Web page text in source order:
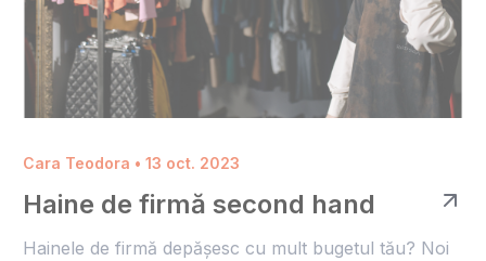
Cara Teodora • 13 oct. 2023
Haine de firmă second hand
Hainele de firmă depășesc cu mult bugetul tău? Noi